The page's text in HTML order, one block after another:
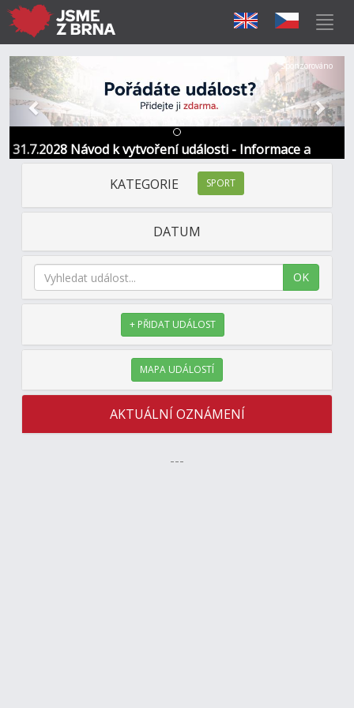
31.7.2028 Návod k vytvoření události - Informace a
kontakt
Předchozí Další
Sponzorováno
KATEGORIE SPORT
DATUM
OK
+ PŘIDAT UDÁLOST
MAPA UDÁLOSTÍ
AKTUÁLNÍ OZNÁMENÍ
---